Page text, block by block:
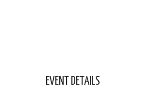
EVENT DETAILS